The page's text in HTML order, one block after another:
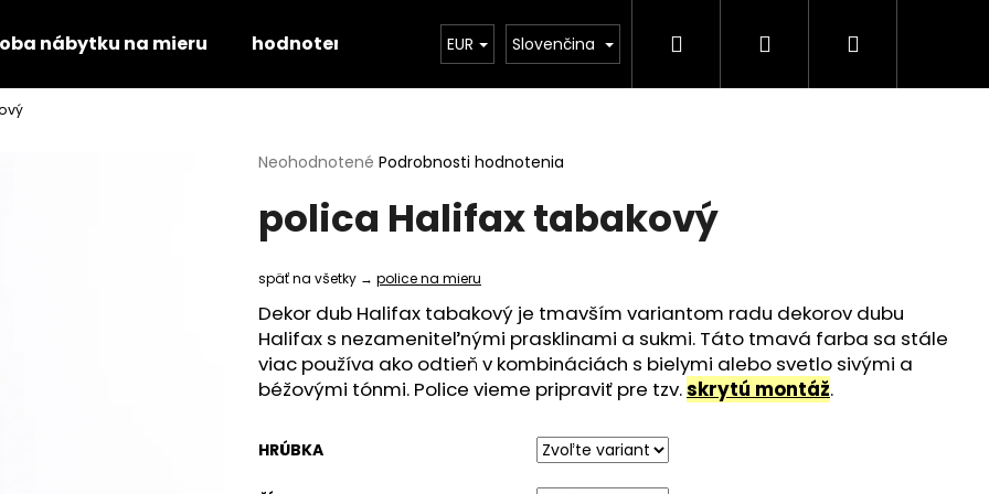
nábytku na mieru hodnotenie obchodu kontakt
EUR Slovenčina Hľadať PrihlásenieNákupný
Priemerné
produktu
je
0,0
5
hviezdičiek.
Neohodnotené Podrobnosti hodnotenia
polica Halifax tabakový
späť na všetky → police na mieru
Dekor dub Halifax tabakový je tmavším variantom radu dekorov dubu
Halifax s nezameniteľnými prasklinami a sukmi. Táto tmavá farba sa stále
viac používa ako odtieň v kombináciách s bielymi alebo svetlo sivými a
béžovými tónmi. Police vieme pripraviť pre tzv.skrytú montáž.
HRÚBKA
Čo potrebujete nájsť?
HĽADAŤ